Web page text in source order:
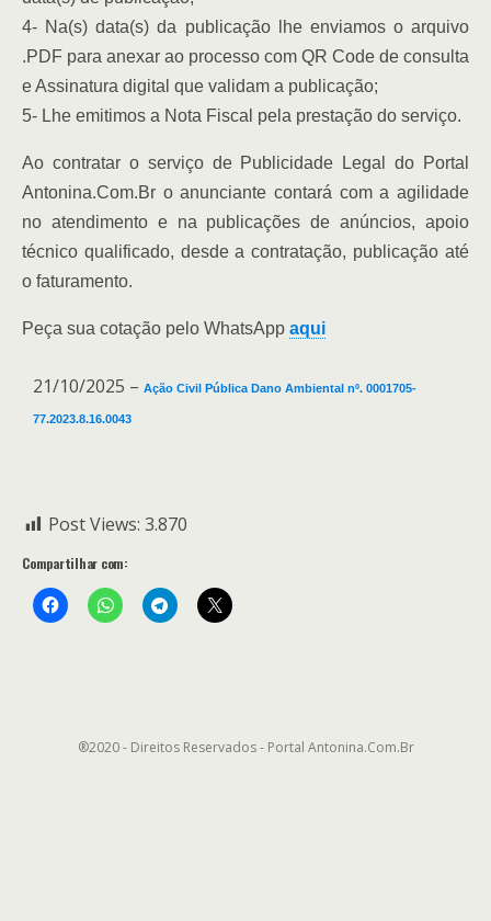
4- Na(s) data(s) da publicação lhe enviamos o arquivo
.PDF para anexar ao processo com QR Code de consulta
e Assinatura digital que validam a publicação;
5- Lhe emitimos a Nota Fiscal pela prestação do serviço.
Ao contratar o serviço de Publicidade Legal do Portal
Antonina.Com.Br o anunciante contará com a agilidade
no atendimento e na publicações de anúncios, apoio
técnico qualificado, desde a contratação, publicação até
o faturamento.
Peça sua cotação pelo WhatsApp aqui
21/10/2025 – Ação Civil Pública Dano Ambiental nº. 0001705-
77.2023.8.16.0043
Post Views: 3.870
Compartilhar com:
®2020 - Direitos Reservados - Portal Antonina.Com.Br